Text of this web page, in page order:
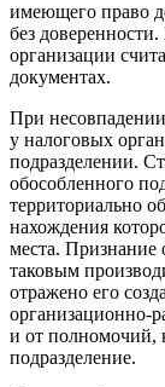
имеющего право
без
организации
документах.
При
у налоговых
подразделении.
обособленного
территориально
нахождения
места. Признание
таковым
отражено его
организационно-
и от полномочий,
подразделение.